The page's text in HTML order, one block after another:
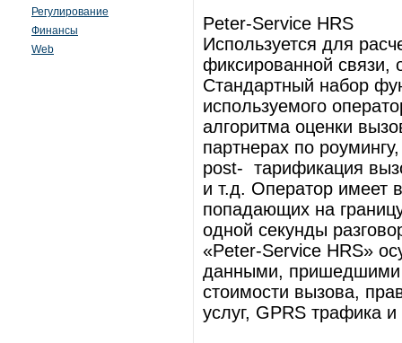
Регулирование
Финансы
Web
Peter-Service HRS
Используется для
фиксированной связи,
Стандартный набор
используемого
алгоритма оценки
партнерах по
post- тарификация
и т.д. Оператор имеет
попадающих на
одной секунды
«Peter-Service HRS»
данными, пришедшими
стоимости вызова,
услуг, GPRS трафика